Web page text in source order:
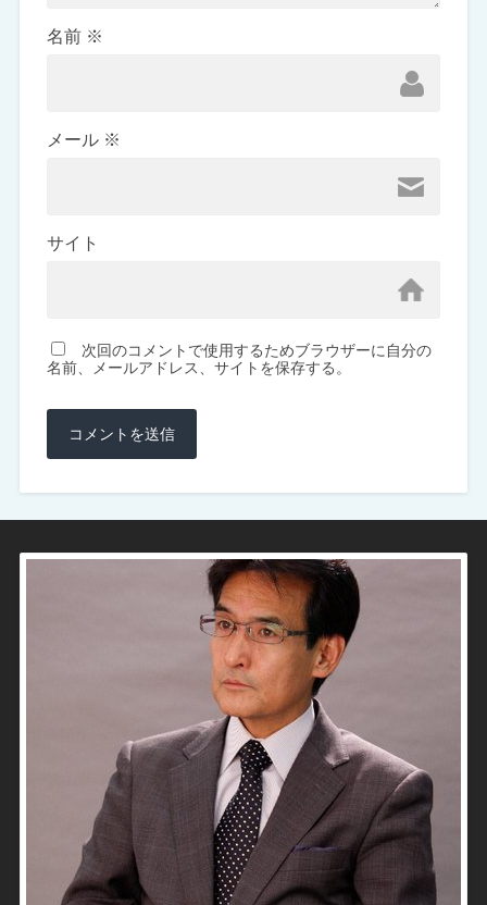
名前 ※
メール ※
サイト
次回のコメントで使用するためブラウザーに自分の
名前、メールアドレス、サイトを保存する。